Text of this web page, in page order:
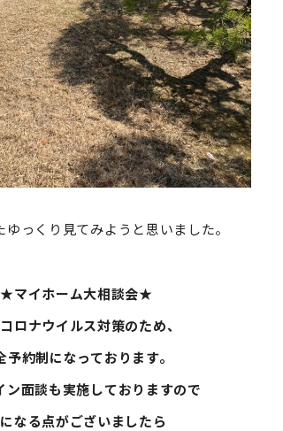
っくり見てみようと思いました。
★マイホーム大相談会★
ロナウイルス対策のため、
予約制になっております。
ン面談も実施しておりますので
なる点がございましたら